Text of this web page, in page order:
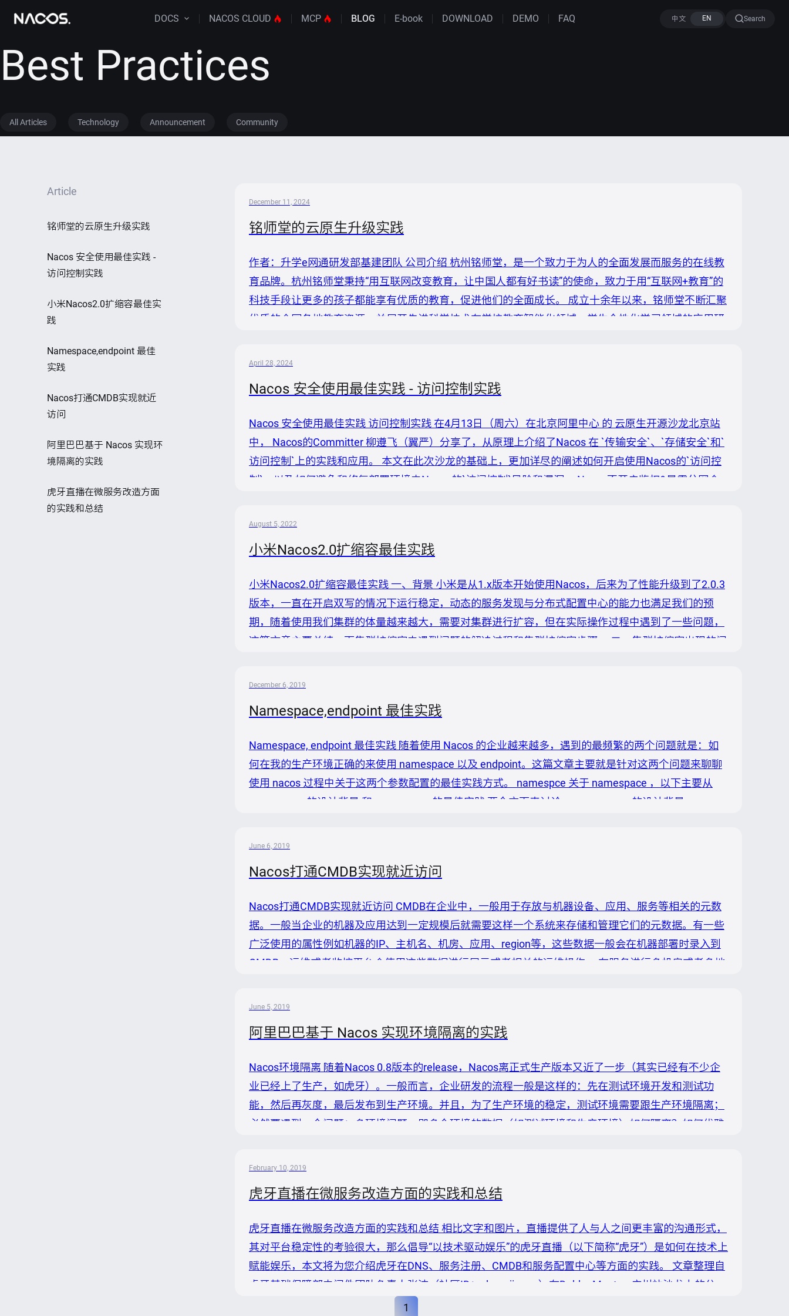
DOCS NACOS CLOUD MCP BLOG E-book DOWNLOAD DEMO FAQ Search
Best Practices
All Articles Technology Announcement Community
Article
铭师堂的云原生升级实践
Nacos 安全使用最佳实践 -
访问控制实践
小米Nacos2.0扩缩容最佳实
践
Namespace,endpoint 最佳
实践
Nacos打通CMDB实现就近
访问
阿里巴巴基于 Nacos 实现环
境隔离的实践
虎牙直播在微服务改造方面
的实践和总结
December 11, 2024
铭师堂的云原生升级实践
作者：升学e网通研发部基建团队 公司介绍 杭州铭师堂，是一个致力于为人的全面发展而服务的在线教
育品牌。杭州铭师堂秉持“用互联网改变教育，让中国人都有好书读”的使命，致力于用“互联网+教育”的
科技手段让更多的孩子都能享有优质的教育，促进他们的全面成长。 成立十余年以来，铭师堂不断汇聚
优质的全国各地教育资源，并展开先进科学技术在学校教育智能化领域、学生个性化学习领域的应用研
April 28, 2024
Nacos 安全使用最佳实践 - 访问控制实践
Nacos 安全使用最佳实践 访问控制实践 在4月13日（周六）在北京阿里中心 的 云原生开源沙龙北京站
中， Nacos的Committer 柳遵飞（翼严）分享了，从原理上介绍了Nacos 在 `传输安全`、`存储安全`和`
访问控制`上的实践和应用。 本文在此次沙龙的基础上，更加详尽的阐述如何开启使用Nacos的`访问控
制`、以及如何避免和修复部署环境中Nacos的`访问控制`风险和漏洞。 Nacos不开启鉴权&暴露公网会
August 5, 2022
小米Nacos2.0扩缩容最佳实践
小米Nacos2.0扩缩容最佳实践 一、背景 小米是从1.x版本开始使用Nacos，后来为了性能升级到了2.0.3
版本，一直在开启双写的情况下运行稳定，动态的服务发现与分布式配置中心的能力也满足我们的预
期，随着使用我们集群的体量越来越大，需要对集群进行扩容，但在实际操作过程中遇到了一些问题，
这篇文章主要总结一下集群扩缩容中遇到问题的解决过程和集群扩缩容步骤。 二、集群扩缩容出现的问
December 6, 2019
Namespace,endpoint 最佳实践
Namespace, endpoint 最佳实践 随着使用 Nacos 的企业越来越多，遇到的最频繁的两个问题就是：如
何在我的生产环境正确的来使用 namespace 以及 endpoint。这篇文章主要就是针对这两个问题来聊聊
使用 nacos 过程中关于这两个参数配置的最佳实践方式。 namespce 关于 namespace ，以下主要从
namespace 的设计背景 和 namespace 的最佳实践 两个方面来讨论。 namespace 的设计背景
June 6, 2019
Nacos打通CMDB实现就近访问
Nacos打通CMDB实现就近访问 CMDB在企业中，一般用于存放与机器设备、应用、服务等相关的元数
据。一般当企业的机器及应用达到一定规模后就需要这样一个系统来存储和管理它们的元数据。有一些
广泛使用的属性例如机器的IP、主机名、机房、应用、region等，这些数据一般会在机器部署时录入到
CMDB，运维或者监控平台会使用这些数据进行展示或者相关的运维操作。 在服务进行多机房或者多地
June 5, 2019
阿里巴巴基于 Nacos 实现环境隔离的实践
Nacos环境隔离 随着Nacos 0.8版本的release，Nacos离正式生产版本又近了一步（其实已经有不少企
业已经上了生产，如虎牙）。一般而言，企业研发的流程一般是这样的：先在测试环境开发和测试功
能，然后再灰度，最后发布到生产环境。并且，为了生产环境的稳定，测试环境需要跟生产环境隔离；
必然要遇到一个问题：多环境问题，即多个环境的数据（如测试环境和生产环境）如何隔离？如何优雅
February 10, 2019
虎牙直播在微服务改造方面的实践和总结
虎牙直播在微服务改造方面的实践和总结 相比文字和图片，直播提供了人与人之间更丰富的沟通形式，
其对平台稳定性的考验很大，那么倡导“以技术驱动娱乐”的虎牙直播（以下简称“虎牙”）是如何在技术上
赋能娱乐，本文将为您介绍虎牙在DNS、服务注册、CMDB和服务配置中心等方面的实践。 文章整理自
虎牙基础保障部中间件团队负责人张波（社区ID：zhangjimmy）在Dubbo Meetup 广州站沙龙上的分
享，阿里巴巴中间件授权发布，分享议题如下： 为什么选用Nacos DNSF的技术价值和应用场景 服务注
1